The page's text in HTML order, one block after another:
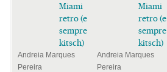
Miami
retro (e
sempre
kitsch)
Andreia Marques
Pereira
Miami
retro (e
sempre
kitsch)
Andreia Marques
Pereira